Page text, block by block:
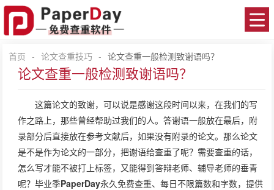
首页 - 论文查重技巧 - 论文查重一般检测致谢语吗？
论文查重一般检测致谢语吗？
这篇论文的致谢，可以说是感谢这段时间以来，在我们的写
作之路上，那些曾经帮助过我们的人。答谢语一般放在最后，附
录部分后直接放在参考文献后，如果没有附录的论文。那么论文
是不是作为论文的一部分，把谢语给查重了呢？需要查重的话，
怎么写才能不被打上标签，又能得到答辩老师、辅导老师的垂青
呢？毕业季PaperDay永久免费查重、每日不限篇数和字数，提供